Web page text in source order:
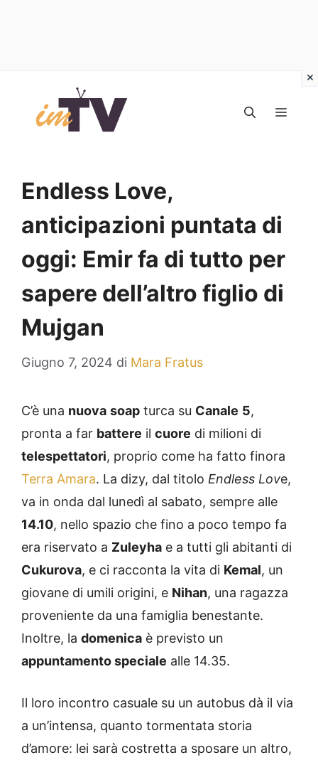
contenuto
Endless Love,
anticipazioni puntata di
oggi: Emir fa di tutto per
sapere dell’altro figlio di
Mujgan
Giugno 7, 2024 di Mara Fratus
C’è una nuova soap turca su Canale 5,
pronta a far battere il cuore di milioni di
telespettatori, proprio come ha fatto finora
Terra Amara. La dizy, dal titolo Endless Love,
va in onda dal lunedì al sabato, sempre alle
14.10, nello spazio che fino a poco tempo fa
era riservato a Zuleyha e a tutti gli abitanti di
Cukurova, e ci racconta la vita di Kemal, un
giovane di umili origini, e Nihan, una ragazza
proveniente da una famiglia benestante.
Inoltre, la domenica è previsto un
appuntamento speciale alle 14.35.
Il loro incontro casuale su un autobus dà il via
a un’intensa, quanto tormentata storia
d’amore: lei sarà costretta a sposare un altro,